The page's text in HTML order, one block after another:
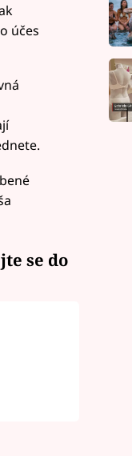
účes
se do